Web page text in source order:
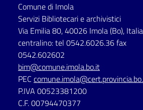
Seguici
su
Comune di Imola
Servizi Bibliotecari e archivistici
Via Emilia 80, 40026 Imola (Bo), Italia
centralino: tel 0542.6026.36 fax
0542.602602
bim@comune.imola.bo.it
PEC
P.IVA 00523381200
C.F. 00794470377